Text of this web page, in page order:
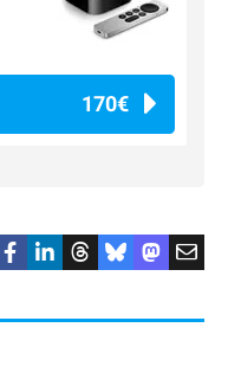
170€